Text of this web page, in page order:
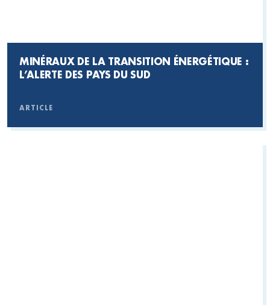
MINÉRAUX DE LA TRANSITION ÉNERGÉTIQUE :
L’ALERTE DES PAYS DU SUD
ARTICLE